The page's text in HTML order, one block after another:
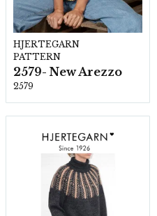
HJERTEGARN
PATTERN
2579- New Arezzo
2579